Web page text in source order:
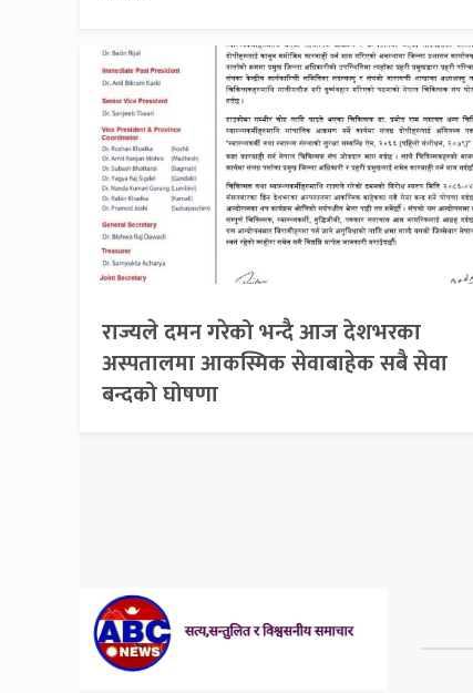
राज्यले दमन गरेको भन्दै आज देशभरका
अस्पतालमा आकस्मिक सेवाबाहेक सबै सेवा
बन्दको घोषणा